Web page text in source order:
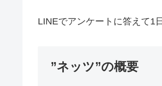
LINEでアンケートに答えて1
”ネッツ”の概要